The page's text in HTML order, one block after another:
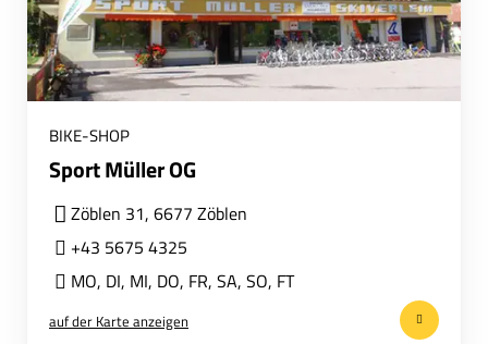
BIKE-SHOP
Sport Müller OG
Zöblen 31, 6677 Zöblen
+43 5675 4325
MO, DI, MI, DO, FR, SA, SO, FT
auf der Karte anzeigen